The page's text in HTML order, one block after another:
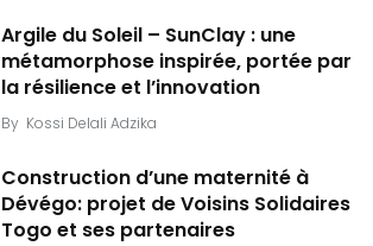
Argile du Soleil – SunClay : une
métamorphose inspirée, portée par
la résilience et l’innovation
By Kossi Delali Adzika
Construction d’une maternité à
Dévégo: projet de Voisins Solidaires
Togo et ses partenaires